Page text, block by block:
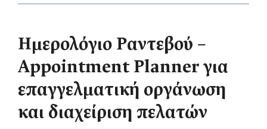
Ημερολόγιο Ραντεβού –
Appointment Planner για
επαγγελματική οργάνωση
και διαχείριση πελατών